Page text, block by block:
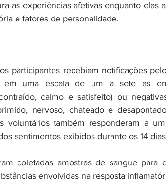
as experiências afetivas enquanto elas
e fatores de personalidade.
participantes recebiam notificações
em uma escala de um a sete as
calmo e satisfeito) ou
nervoso, chateado e
voluntários também responderam a
sentimentos exibidos durante os 14
coletadas amostras de sangue para
envolvidas na resposta